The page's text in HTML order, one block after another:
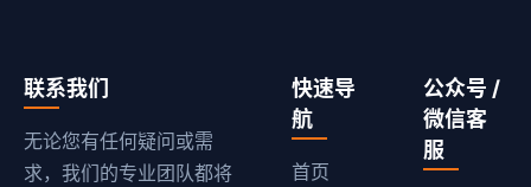
联系我们
无论您有任何疑问或需
求，我们的专业团队都将
快速导
航
首页
公众号 /
微信客
服